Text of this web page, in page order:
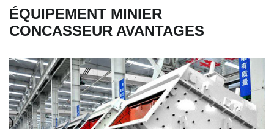
ÉQUIPEMENT MINIER
CONCASSEUR AVANTAGES